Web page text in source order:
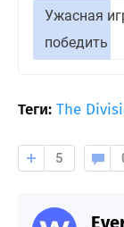
Ужасная
победить
Теги: The
5